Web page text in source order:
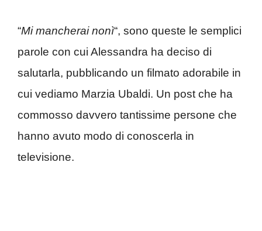
“Mi mancherai nonì“, sono queste le semplici
parole con cui Alessandra ha deciso di
salutarla, pubblicando un filmato adorabile in
cui vediamo Marzia Ubaldi. Un post che ha
commosso davvero tantissime persone che
hanno avuto modo di conoscerla in
televisione.